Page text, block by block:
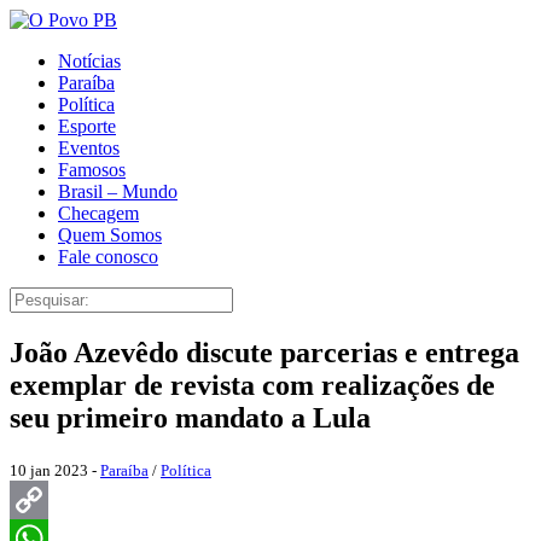
Notícias
Paraíba
Política
Esporte
Eventos
Famosos
Brasil – Mundo
Checagem
Quem Somos
Fale conosco
João Azevêdo discute parcerias e entrega
exemplar de revista com realizações de
seu primeiro mandato a Lula
10 jan 2023 - Paraíba / Política